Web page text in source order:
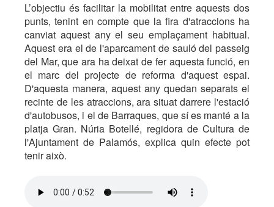
L’objectiu és facilitar la mobilitat entre aquests dos
punts, tenint en compte que la fira d'atraccions ha
canviat aquest any el seu emplaçament habitual.
Aquest era el de l'aparcament de sauló del passeig
del Mar, que ara ha deixat de fer aquesta funció, en
el marc del projecte de reforma d'aquest espai.
D'aquesta manera, aquest any quedan separats el
recinte de les atraccions, ara situat darrere l'estació
d'autobusos, i el de Barraques, que sí es manté a la
platja Gran. Núria Botellé, regidora de Cultura de
l'Ajuntament de Palamós, explica quin efecte pot
tenir això.